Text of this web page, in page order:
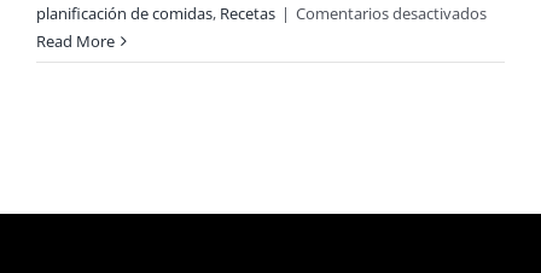
planificación de comidas, Recetas | Comentarios desactivadosen
de
Read More